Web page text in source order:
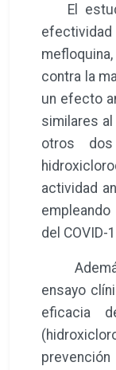
El
contra la
un efecto
similares al
otros
actividad
del COVID-
ensayo
eficacia